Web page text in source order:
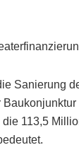
Sanierung
113,5